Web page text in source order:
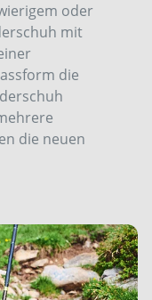
oder
mit
die
die neuen